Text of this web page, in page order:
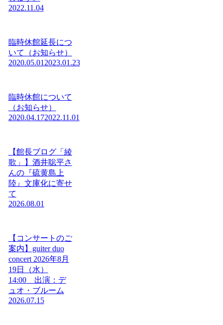
2022.11.04
臨時休館延長につ
いて（お知らせ）
2020.05.01 2023.01.23
臨時休館について
（お知らせ）
2020.04.172022.11.01
【館長ブログ「綾
歌」】酒井聡平さ
んの『硫黄島上
陸』文庫化に寄せ
て
2026.08.01
【コンサートのご
案内】guiter duo
concert 2026年8月
19日（水）
14:00 出演：デ
ュオ・ブルーム
2026.07.15